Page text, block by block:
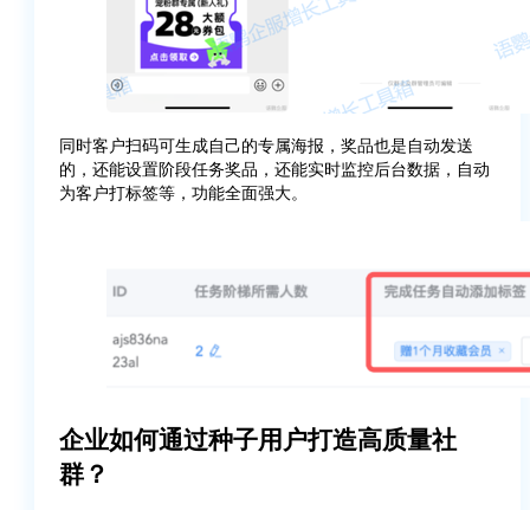
同时客户扫码可生成自己的专属海报，奖品也是自动发送
的，还能设置阶段任务奖品，还能实时监控后台数据，自动
为客户打标签等，功能全面强大。
企业如何通过种子用户打造高质量社
群？